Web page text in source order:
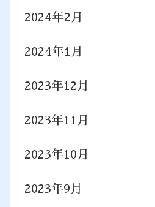
2024年2月
2024年1月
2023年12月
2023年11月
2023年10月
2023年9月